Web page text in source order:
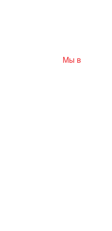
Мы в